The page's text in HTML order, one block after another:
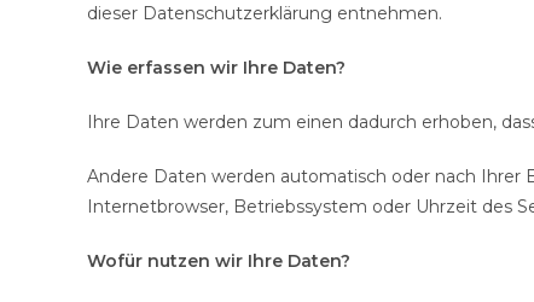
dieser Datenschutzerklärung entnehmen.
Wie erfassen wir Ihre Daten?
Ihre Daten werden zum einen dadurch erhoben,
Andere Daten werden automatisch oder nach Ihrer
Internetbrowser, Betriebssystem oder Uhrzeit des
Wofür nutzen wir Ihre Daten?